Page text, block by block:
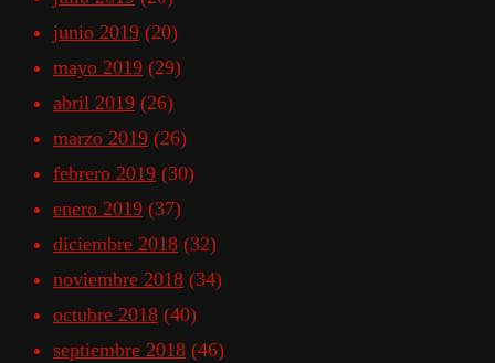
junio 2019 (20)
mayo 2019 (29)
abril 2019 (26)
marzo 2019 (26)
febrero 2019 (30)
enero 2019 (37)
diciembre 2018 (32)
noviembre 2018 (34)
octubre 2018 (40)
septiembre 2018 (46)